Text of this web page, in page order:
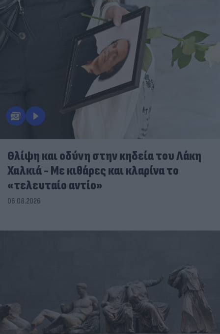
Θλίψη και οδύνη στην κηδεία του Λάκη
Χαλκιά - Με κιθάρες και κλαρίνα το
«τελευταίο αντίο»
06.08.2026